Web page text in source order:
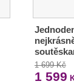
1 699 Kč
1 599